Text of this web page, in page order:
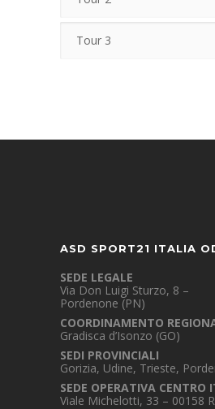
Tour 3
ASD SPORT21 ITALIA
SEDE LEGALE
Via Don Luigi Sturzo, 8 –
Pordenone (PN)
COORDINAMENTO
Gradisca d’Isonzo (GO)
SEDI PROVINCIALI
Gorizia, Udine, Trieste,
SEDE OPERATIVA CENTRO
Viale Michelotti, 33 – 00158